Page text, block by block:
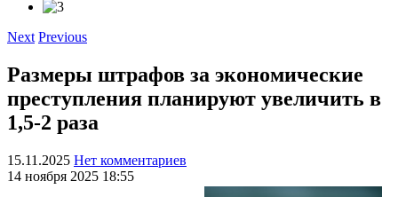
Next Previous
Размеры штрафов за экономические
преступления планируют увеличить в
1,5-2 раза
15.11.2025 Нет комментариев
14 ноября 2025 18:55